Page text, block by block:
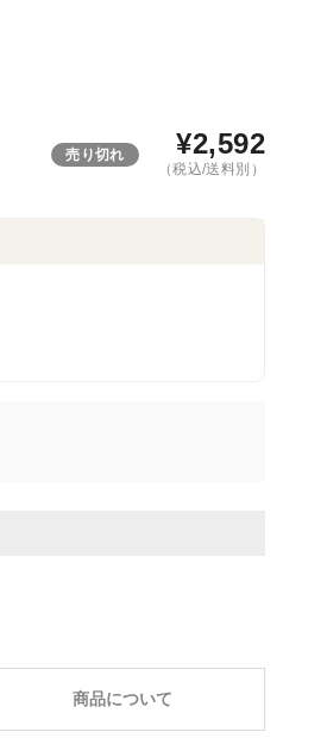
売り切れ ¥2,592
（税込/送料別）
商品について